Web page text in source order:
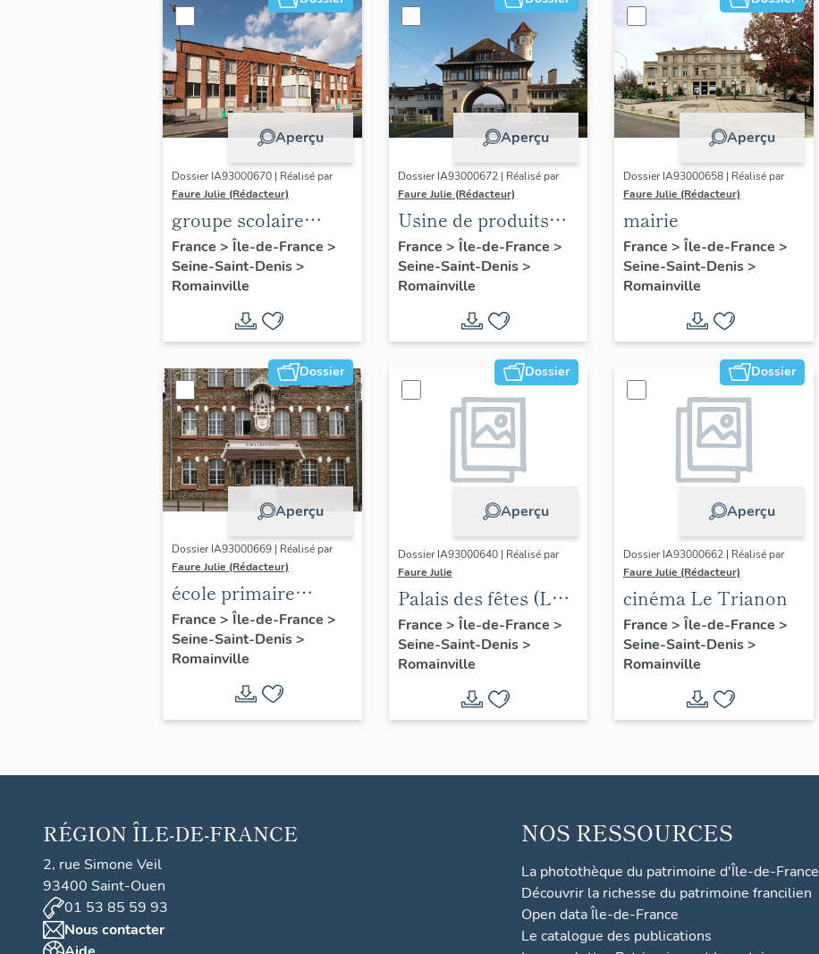
Aperçu
Dossier IA93000670 | Réalisé par
Faure Julie (Rédacteur)
groupe scolaire
Charcot-Barbusse
France > Île-de-France >
Seine-Saint-Denis>
Romainville
Aperçu
Dossier IA93000672 | Réalisé par
Faure Julie (Rédacteur)
Usine de produits
pharmaceutiques
Roussel-Uclaf, puis
Sanofi-Aventis
France > Île-de-France >
Seine-Saint-Denis>
Romainville
Aperçu
Dossier IA93000658 | Réalisé par
Faure Julie (Rédacteur)
mairie
France > Île-de-France >
Seine-Saint-Denis>
Romainville
Dossier
Aperçu
Dossier IA93000669 | Réalisé par
Faure Julie (Rédacteur)
école primaire
Fraternité-Aubin
France > Île-de-France >
Seine-Saint-Denis>
Romainville
Dossier
Aperçu
Dossier IA93000640 | Réalisé par
Faure Julie
Palais des fêtes (Le
Pavillon)
France > Île-de-France >
Seine-Saint-Denis>
Romainville
Dossier
Aperçu
Dossier IA93000662 | Réalisé par
Faure Julie (Rédacteur)
cinéma Le Trianon
France > Île-de-France >
Seine-Saint-Denis>
Romainville
RÉGION ÎLE-DE-FRANCE
2, rue Simone Veil
93400 Saint-Ouen
01 53 85 59 93
Nous contacter
NOS RESSOURCES
La photothèque du patrimoine d'Île-de-France
Découvrir la richesse du patrimoine francilien
Open data Île-de-France
Le catalogue des publications